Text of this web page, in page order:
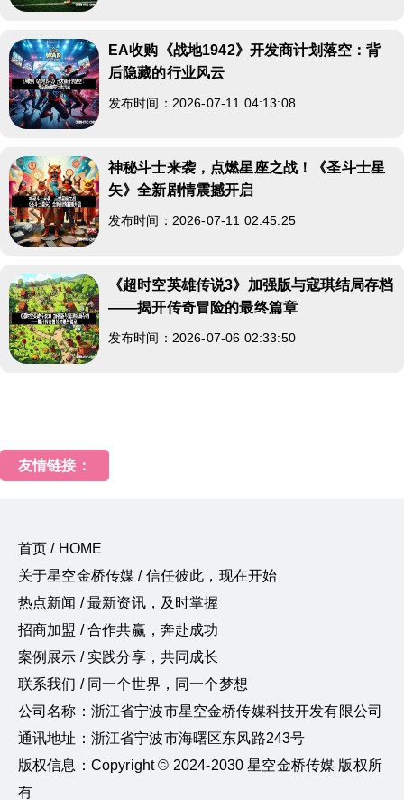
EA收购《战地1942》开发商计划落空：背
后隐藏的行业风云
发布时间：2026-07-11 04:13:08
神秘斗士来袭，点燃星座之战！《圣斗士星
矢》全新剧情震撼开启
发布时间：2026-07-11 02:45:25
《超时空英雄传说3》加强版与寇琪结局存档
——揭开传奇冒险的最终篇章
发布时间：2026-07-06 02:33:50
友情链接：
首页 / HOME
关于星空金桥传媒 / 信任彼此，现在开始
热点新闻 / 最新资讯，及时掌握
招商加盟 / 合作共赢，奔赴成功
案例展示 / 实践分享，共同成长
联系我们 / 同一个世界，同一个梦想
公司名称：浙江省宁波市星空金桥传媒科技开发有限公司
通讯地址：浙江省宁波市海曙区东风路243号
版权信息：Copyright © 2024-2030 星空金桥传媒 版权所
有